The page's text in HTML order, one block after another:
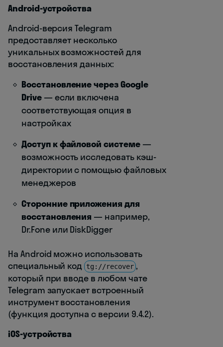
Android-устройства
Android-версия Telegram
предоставляет несколько
уникальных возможностей для
восстановления данных:
Восстановление через Google
Drive— если включена
соответствующая опция в
настройках
Доступ к файловой системе—
возможность исследовать кэш-
директории с помощью файловых
менеджеров
Сторонние приложения для
восстановления — например,
Dr.Fone или DiskDigger
На Android можно использовать
специальный код tg://recover ,
который при вводе в любом чате
Telegram запускает встроенный
инструмент восстановления
(функция доступна с версии 9.4.2).
iOS-устройства